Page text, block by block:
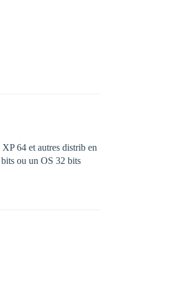
64 et autres distrib en
ou un OS 32 bits